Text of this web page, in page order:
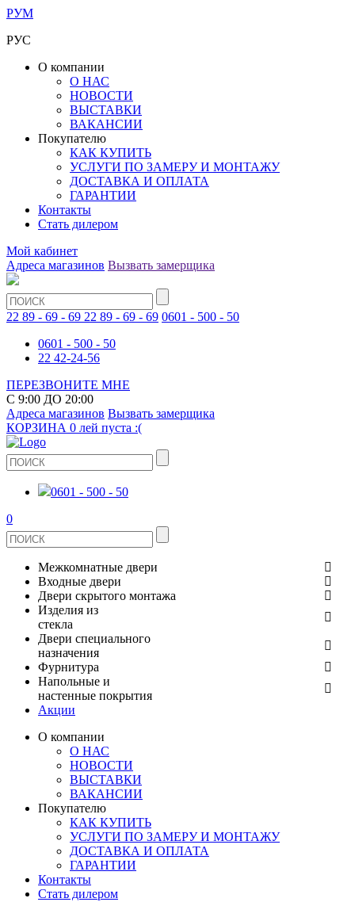
РУМ
РУС
О компании
О НАС
НОВОСТИ
ВЫСТАВКИ
ВАКАНСИИ
Покупателю
КАК КУПИТЬ
УСЛУГИ ПО ЗАМЕРУ И МОНТАЖУ
ДОСТАВКА И ОПЛАТА
ГАРАНТИИ
Контакты
Стать дилером
Мой кабинет
Адреса магазинов Вызвать замерщика
22 89 - 69 - 69 22 89 - 69 - 69 0601 - 500 - 50
0601 - 500 - 50
22 42-24-56
ПЕРЕЗВОНИТЕ МНЕ
С 9:00 ДО 20:00
Адреса магазинов Вызвать замерщика
КОРЗИНА 0 лей пуста :(
0601 - 500 - 50
0
Межкомнатные двери
ШПОНИРОВАНЫЕ
ЭКОШПОН
ИЗ МАССИВА СОСНЫ
РАСПРОДАЖА ОСТАТКОВ
ВСЕ ДВЕРИ
Входные двери
МЕТАЛЛИЧЕСКИЕ ДВЕРИ
В КВАРТИРУ
ДЛЯ ДОМА
Двери скрытого монтажа
СТЕКЛЯННЫЕ
ЗЕРКАЛЬНЫЕ
Изделия из
стекла
ДВЕРИ
ДУШЕВЫЕ КАБИНЫ И ПЕРЕГОРОДКИ
ОГРАЖДЕНИЯ И СТУПЕНИ
РАЗДВИЖНЫЕ ПЕРЕГОРОДКИ
Двери специального
назначения
ПРОТИВОПОЖАРНЫЕ
Фурнитура
ДВЕРНЫЕ РУЧКИ
КОМПЛЕКТУЮЩИЕ
ОГРАНИЧИТЕЛИ
ПЕТЛИ
РАЗДВИЖНАЯ СИСТЕМА
Напольные и
настенные покрытия
СТЕНОВЫЕ ПАНЕЛИ
Акции
О компании
О НАС
НОВОСТИ
ВЫСТАВКИ
ВАКАНСИИ
Покупателю
КАК КУПИТЬ
УСЛУГИ ПО ЗАМЕРУ И МОНТАЖУ
ДОСТАВКА И ОПЛАТА
ГАРАНТИИ
Контакты
Стать дилером